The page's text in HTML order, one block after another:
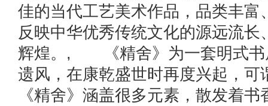
佳的当代工艺美术作品，品类丰富
反映中华优秀传统文化的源远流长
辉煌。, 《精舍》为一套明式书
遗风，在康乾盛世时再度兴起，可
《精舍》涵盖很多元素，散发着